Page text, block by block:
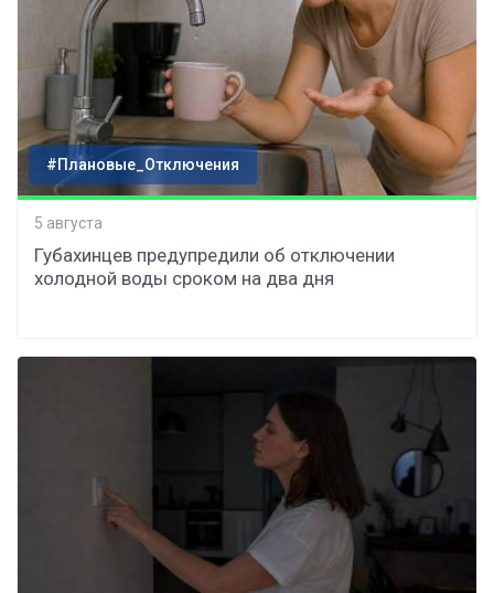
#Плановые_Отключения
5 августа
Губахинцев предупредили об отключении
холодной воды сроком на два дня